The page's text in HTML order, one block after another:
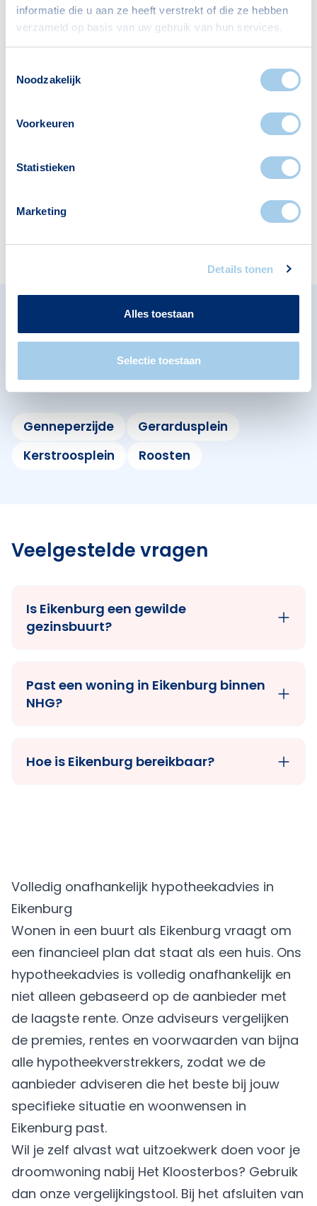
informatie die u aan ze heeft verstrekt of die ze hebben
verzameld op basis van uw gebruik van hun services.
Noodzakelijk
Voorkeuren
Statistieken
Marketing
Details tonen
Alles toestaan
Selectie toestaan
Voorzieningen in Eikenburg
Deze wijk heeft het allemaal voor je. Zo vind je
1
Omliggende buurten in
Bekijk ook de andere buurten in de buurt.
Genneperzijde
Gerardusplein
Kerstroosplein
Roosten
Veelgestelde vragen
Is Eikenburg een gewilde
gezinsbuurt?
Past een woning in Eikenburg binnen
NHG?
Hoe is Eikenburg bereikbaar?
Volledig onafhankelijk hypotheekadvies in
Eikenburg
Wonen in een buurt als Eikenburg vraagt om
een financieel plan dat staat als een huis. Ons
hypotheekadvies is volledig onafhankelijk en
niet alleen gebaseerd op de aanbieder met
de laagste rente. Onze adviseurs vergelijken
de premies, rentes en voorwaarden van bijna
alle hypotheekverstrekkers, zodat we de
aanbieder adviseren die het beste bij jouw
specifieke situatie en woonwensen in
Eikenburg past.
Wil je zelf alvast wat uitzoekwerk doen voor je
droomwoning nabij Het Kloosterbos? Gebruik
dan onze vergelijkingstool. Bij het afsluiten van